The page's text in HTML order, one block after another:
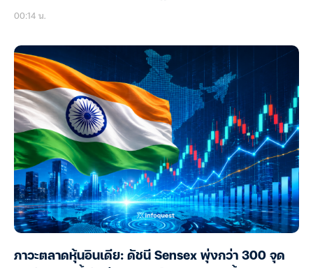
00:14 น.
ภาวะตลาดหุ้นอินเดีย: ดัชนี Sensex พุ่งกว่า 300 จุด